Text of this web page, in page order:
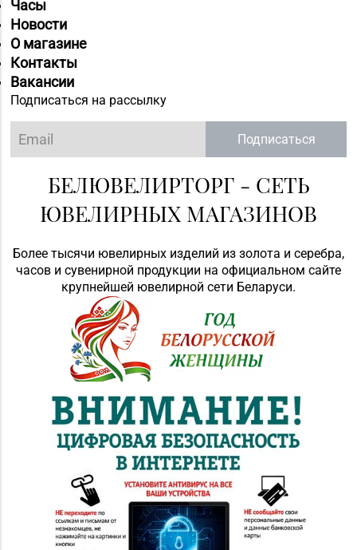
Часы
Новости
О магазине
Контакты
Вакансии
Подписаться на рассылку
Подписаться
БЕЛЮВЕЛИРТОРГ - СЕТЬ
ЮВЕЛИРНЫХ МАГАЗИНОВ
Более тысячи ювелирных изделий из золота и серебра,
часов и сувенирной продукции на официальном сайте
крупнейшей ювелирной сети Беларуси.